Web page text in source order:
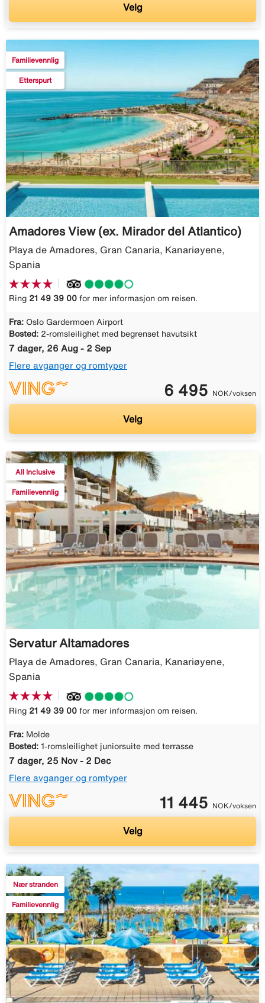
Velg
Familievennlig
Etterspurt
Amadores View (ex. Mirador del Atlantico)
Playa de Amadores, Gran Canaria, Kanariøyene,
Spania
Ring 21 49 39 00 for mer informasjon om reisen.
Fra: Oslo Gardermoen Airport
Bosted: 2-romsleilighet med begrenset havutsikt
7 dager, 26 Aug - 2 Sep
Flere avganger og romtyper
6 495 NOK/voksen
Velg
All Inclusive
Familievennlig
Servatur Altamadores
Playa de Amadores, Gran Canaria, Kanariøyene,
Spania
Ring 21 49 39 00 for mer informasjon om reisen.
Fra: Molde
Bosted: 1-romsleilighet juniorsuite med terrasse
7 dager, 25 Nov - 2 Dec
Flere avganger og romtyper
11 445 NOK/voksen
Velg
Nær stranden
Familievennlig